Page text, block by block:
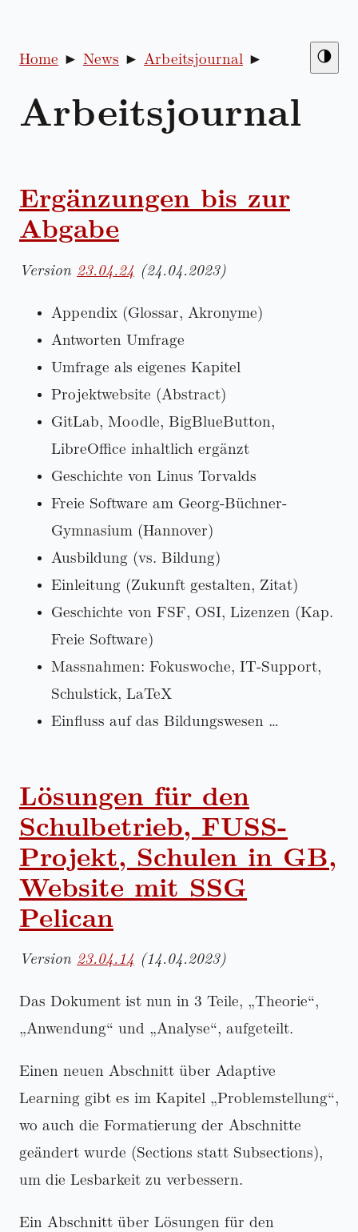
🌗
Home News Arbeitsjournal
Arbeitsjournal
Ergänzungen bis zur
Abgabe
Version 23.04.24 (24.04.2023)
Appendix (Glossar, Akronyme)
Antworten Umfrage
Umfrage als eigenes Kapitel
Projektwebsite (Abstract)
GitLab, Moodle, BigBlueButton,
LibreOffice inhaltlich ergänzt
Geschichte von Linus Torvalds
Freie Software am Georg-Büchner-
Gymnasium (Hannover)
Ausbildung (vs. Bildung)
Einleitung (Zukunft gestalten, Zitat)
Geschichte von FSF, OSI, Lizenzen (Kap.
Freie Software)
Massnahmen: Fokuswoche, IT-Support,
Schulstick, LaTeX
Einfluss auf das Bildungswesen …
Lösungen für den
Schulbetrieb, FUSS-
Projekt, Schulen in GB,
Website mit SSG
Pelican
Version 23.04.14 (14.04.2023)
Das Dokument ist nun in 3 Teile, Theorie ,
Anwendung
und Analyse , aufgeteilt.
Einen neuen Abschnitt über Adaptive
Learning gibt es im Kapitel
Problemstellung ,
wo auch die Formatierung der Abschnitte
geändert wurde (Sections statt Subsections),
um die Lesbarkeit zu verbessern.
Ein Abschnitt über Lösungen für den